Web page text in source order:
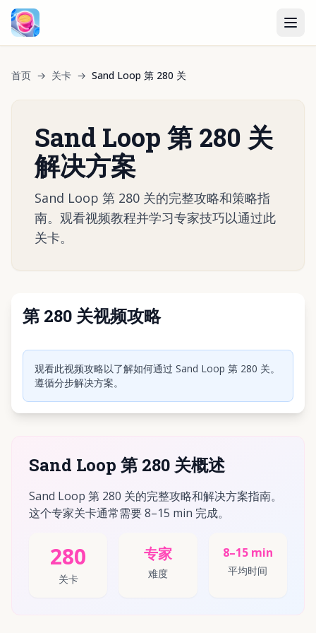
首页 → 关卡 → Sand Loop 第 280 关
Sand Loop 第 280 关
解决方案
Sand Loop 第 280 关的完整攻略和策略指
南。观看视频教程并学习专家技巧以通过此
关卡。
第 280 关视频攻略
点击播放视频
观看此视频攻略以了解如何通过 Sand Loop 第 280 关。
遵循分步解决方案。
Sand Loop 第 280 关概述
Sand Loop 第 280 关的完整攻略和解决方案指南。
这个专家关卡通常需要 8–15 min 完成。
280
关卡
专家
难度
8–15 min
平均时间